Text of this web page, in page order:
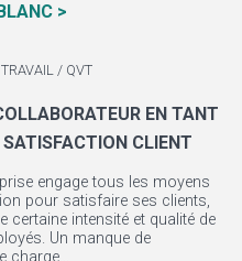
>
/ QVT
EN TANT
SATISFACTION CLIENT
engage tous les moyens
pour satisfaire ses clients,
certaine intensité et qualité de
Un manque de
charge...